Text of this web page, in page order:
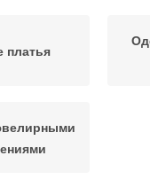
платья